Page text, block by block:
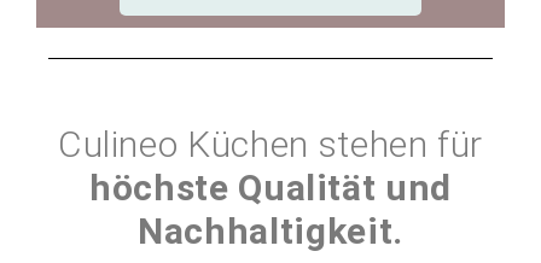
Culineo Küchen stehen für
höchste Qualität und
Nachhaltigkeit.